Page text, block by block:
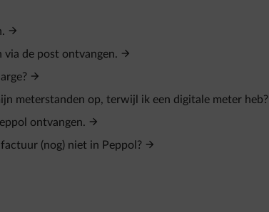
via de post ontvangen.
meterstanden op, terwijl ik een digitale meter heb?
ontvangen.
(nog) niet in Peppol?